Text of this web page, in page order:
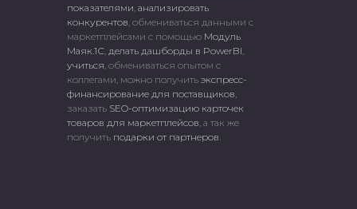
показателями анализировать
конкурентов , обмениваться данными с
маркетплейсами c помощью Модуль
Маяк.1С делать дашборды в PowerBI
учиться , обмениваться опытом с
коллегами, можно получить экспресс-
финансирование для поставщиков
заказать SEO-оптимизацию карточек
товаров для маркетплейсов , а так же
получить подарки от партнеров